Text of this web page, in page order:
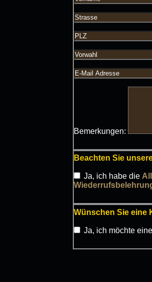
Bemerkungen:
Beachten Sie
Ja, ich habe die
Wünschen Sie eine
Ja, ich möchte